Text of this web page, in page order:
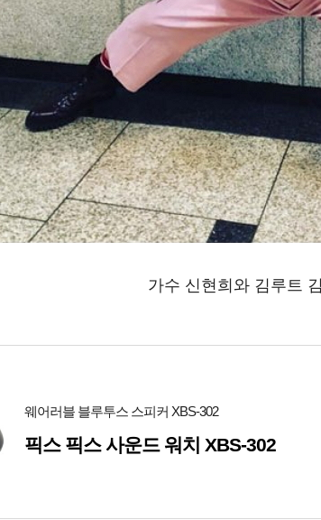
가수 신현희와 김루트
웨어러블 블루투스 스피커 XBS-302
픽스 픽스 사운드 워치 XBS-302